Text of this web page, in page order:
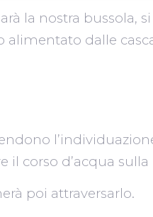
la nostra bussola,
alimentato dalle
corso d’acqua sulla
poi attraversarlo.